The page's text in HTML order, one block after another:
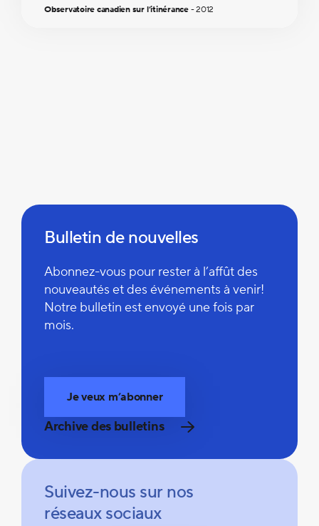
Observatoire canadien sur l’itinérance-2012
Bulletin de nouvelles
Abonnez-vous pour rester à l’affût des
nouveautés et des événements à venir!
Notre bulletin est envoyé une fois par
mois.
Je veux m’abonner
Archive des bulletins
Suivez-nous sur nos
réseaux sociaux